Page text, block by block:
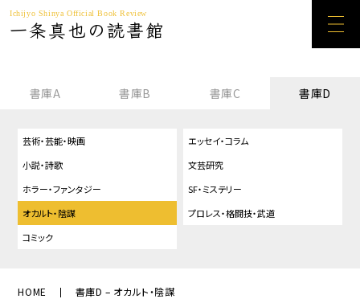
Ichijyo Shinya Official Book Review
一条真也の読書館
書庫A 書庫B 書庫C 書庫D
芸術・芸能・映画
エッセイ・コラム
小説・詩歌
文芸研究
ホラー・ファンタジー
SF・ミステリー
オカルト・陰謀
プロレス・格闘技・武道
コミック
HOME 書庫D – オカルト・陰謀